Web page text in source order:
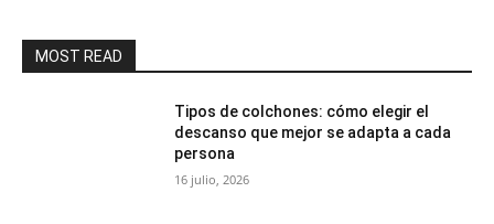
MOST READ
Tipos de colchones: cómo elegir el
descanso que mejor se adapta a cada
persona
16 julio, 2026